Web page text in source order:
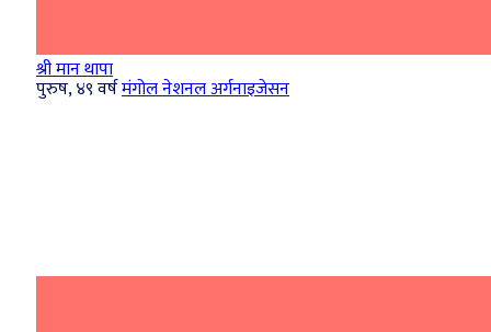
श्री मान थापा
पुरुष, ४९ वर्षमंगोल नेशनल अर्गनाइजेसन